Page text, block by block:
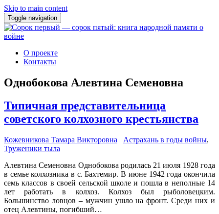
Skip to main content
Toggle navigation
О проекте
Контакты
Однобокова Алевтина Семеновна
Типичная представительница
советского колхозного крестьянства
Кожевникова Тамара Викторовна Астрахань в годы войны,
Труженики тыла
Алевтина Семеновна Однобокова родилась 21 июля 1928 года
в семье колхозника в с. Бахтемир. В июне 1942 года окончила
семь классов в своей сельской школе и пошла в неполные 14
лет работать в колхоз. Колхоз был рыболовецким.
Большинство ловцов – мужчин ушло на фронт. Среди них и
отец Алевтины, погибший…